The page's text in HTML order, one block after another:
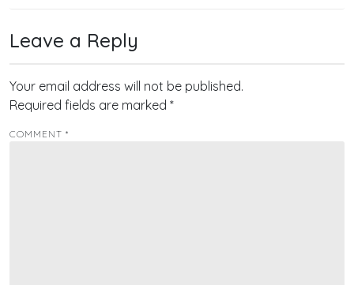
Leave a Reply
Your email address will not be published.
Required fields are marked *
COMMENT *